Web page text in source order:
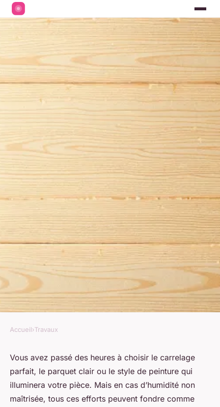
Top conseils pour sélectionner
une plaque osb hydrofuge
efficace
Accueil›Travaux
Vous avez passé des heures à choisir le carrelage
parfait, le parquet clair ou le style de peinture qui
illuminera votre pièce. Mais en cas d’humidité non
maîtrisée, tous ces efforts peuvent fondre comme